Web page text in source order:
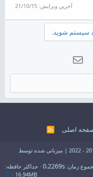
آخرین ویرایش: 21/10/15
سیستم شوید.
WhatsApp
اصلی
R
©تمامی حقوق برای ایران وب ادمین محفوظ است ®2016 - 2022 | میزبانی شده توسط
زمان 0.2269s
حداکثر حافظه
16.94MB